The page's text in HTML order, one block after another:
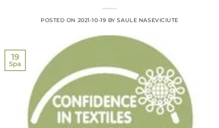
POSTED ON 2021-10-19 BYSAULE NASEVICIUTE
19
Spa